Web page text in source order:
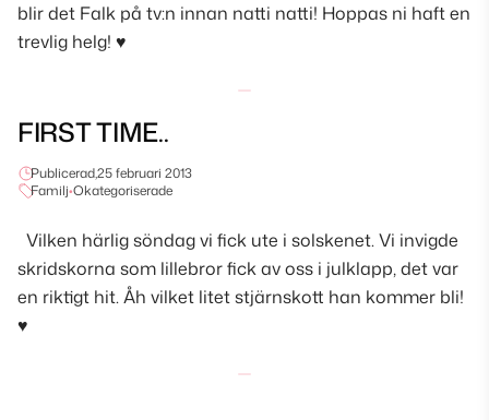
blir det Falk på tv:n innan natti natti! Hoppas ni haft en
trevlig helg! ♥
FIRST TIME..
Publicerad,25 februari 2013
Familj•Okategoriserade
Vilken härlig söndag vi fick ute i solskenet. Vi invigde
skridskorna som lillebror fick av oss i julklapp, det var
en riktigt hit. Åh vilket litet stjärnskott han kommer bli!
♥